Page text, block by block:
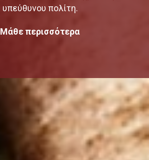
υπεύθυνου πολίτη.
Μάθε περισσότερα